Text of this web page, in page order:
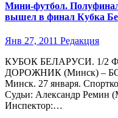
Мини-футбол.
вышел в финал Кубка
Янв 27, 2011 Редакция
КУБОК БЕЛАРУСИ. 1/
ДОРОЖНИК (Минск) –
Минск. 27 января.
Судьи: Александр Ремин
Инспектор:…